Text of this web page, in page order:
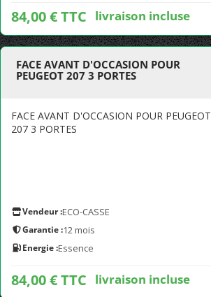
84,00 € TTC livraison incluse
FACE AVANT D'OCCASION POUR
PEUGEOT 207 3 PORTES
FACE AVANT D'OCCASION POUR PEUGEOT
207 3 PORTES
Vendeur :ECO-CASSE
Garantie :12 mois
Energie :Essence
84,00 € TTC livraison incluse